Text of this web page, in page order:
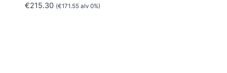
€215.30 (€171.55alv 0%)